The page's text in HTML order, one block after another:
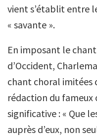
vient s’établit entre
« savante ».
En imposant le
d’Occident,
chant choral imitées
rédaction du
significative : « Que
auprès d’eux, non